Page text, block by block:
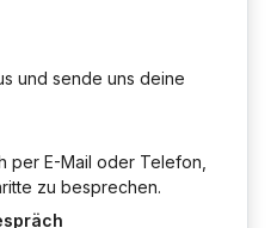
und sende uns deine
per E-Mail oder Telefon,
zu besprechen.